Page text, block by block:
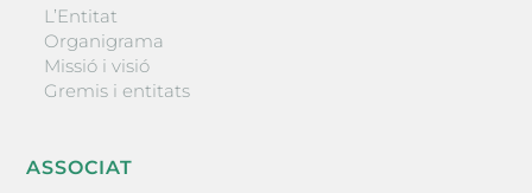
L’Entitat
Organigrama
Missió i visió
Gremis i entitats
ASSOCIAT